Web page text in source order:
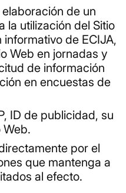
de un
la utilización del Sitio
de ECIJA,
Web en jornadas y
de información
en encuestas de
ID de publicidad, su
Web.
por el
que mantenga a
al efecto.